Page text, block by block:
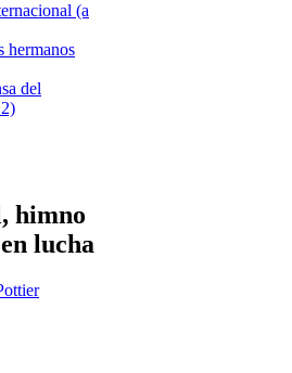
(a
hermanos
del
himno
lucha